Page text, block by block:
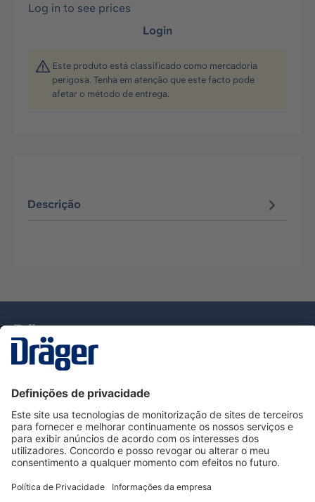
Log in to see prices
Login
Este produto está classificado como mercadoria
perigosa. Tenha em atenção que este facto pode
afetar o método de entrega.
Descrição
Serviço de Apoio ao Cliente Dräger
Utilização da loja
Informações